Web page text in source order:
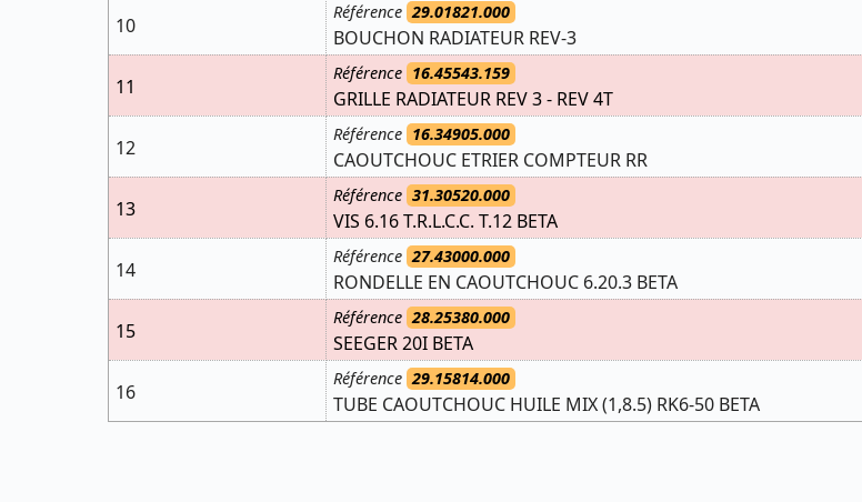
10
Référence 29.01821.000
BOUCHON RADIATEUR REV-3
11
Référence 16.45543.159
GRILLE RADIATEUR REV 3 - REV 4T
12
Référence 16.34905.000
CAOUTCHOUC ETRIER COMPTEUR RR
13
Référence 31.30520.000
VIS 6.16 T.R.L.C.C. T.12 BETA
14
Référence 27.43000.000
RONDELLE EN CAOUTCHOUC 6.20.3 BETA
15
Référence 28.25380.000
SEEGER 20I BETA
16
Référence 29.15814.000
TUBE CAOUTCHOUC HUILE MIX (1,8.5) RK6-50 BETA